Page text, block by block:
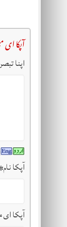
آپکا
اپنا
آپکا نام
آپکا